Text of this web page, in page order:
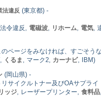
法違反 (東京都) -
, 法令違反, 電磁波 リホーム 電気 ,
ページをみなければ、すごそうな
くるま , マーク2, カーナビ, IBM)
(岡山県) -
サイクルトナー及びOAサプライ
ッジ , レーザープリンター, 食料品